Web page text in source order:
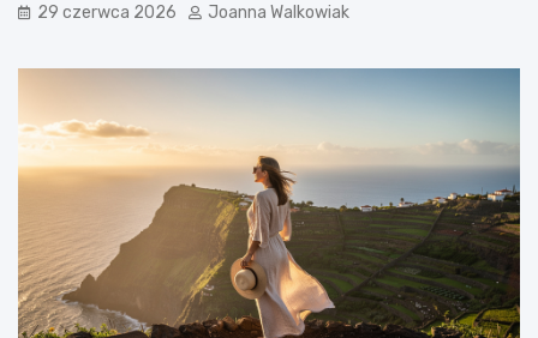
29 czerwca 2026 Joanna Walkowiak